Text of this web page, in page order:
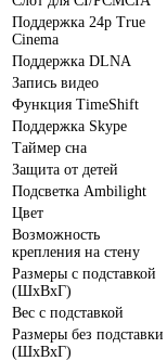
Поддержка 24p True
Cinema
Поддержка DLNA
Запись видео
Функция TimeShift
Поддержка Skype
Таймер сна
Защита от детей
Подсветка Ambilight
Цвет
Возможность
крепления на стену
Размеры с подставкой
(ШxВxГ)
Вес с подставкой
Размеры без подставки
(ШxВxГ)